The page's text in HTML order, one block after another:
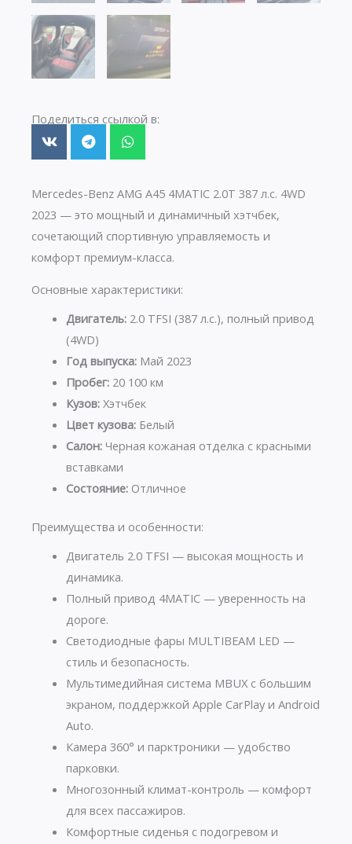
Поделиться ссылкой в:
Mercedes-Benz AMG A45 4MATIC 2.0T 387 л.с. 4WD
2023 — это мощный и динамичный хэтчбек,
сочетающий спортивную управляемость и
комфорт премиум-класса.
Основные характеристики:
Двигатель:2.0 TFSI (387 л.с.), полный привод
(4WD)
Год выпуска:Май 2023
Пробег:20 100 км
Кузов:Хэтчбек
Цвет кузова:Белый
Салон:Черная кожаная отделка с красными
вставками
Состояние:Отличное
Преимущества и особенности:
Двигатель 2.0 TFSI — высокая мощность и
динамика.
Полный привод 4MATIC — уверенность на
дороге.
Светодиодные фары MULTIBEAM LED —
стиль и безопасность.
Мультимедийная система MBUX с большим
экраном, поддержкой Apple CarPlay и Android
Auto.
Камера 360° и парктроники — удобство
парковки.
Многозонный климат-контроль — комфорт
для всех пассажиров.
Комфортные сиденья с подогревом и